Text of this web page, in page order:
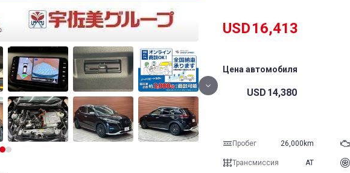
USD16,413
Цена автомобиля
USD 14,380
Пробег 26,000km
Трансмиссия AT